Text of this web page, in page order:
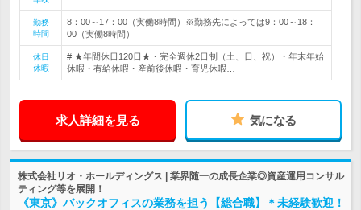
勤務
時間
8：00～17：00（実働8時間）※勤務先によっては9：00～18：
00（実働8時間）
休日
休暇
# ★年間休日120日★・完全週休2日制（土、日、祝）・年末年始
休暇・有給休暇・産前後休暇・育児休暇…
求人詳細を見る 気になる
株式会社リオ・ホールディングス | 業界随一の成長企業◎資産運用コンサル
ティング等を展開！
《東京》バックオフィスの業務を担う【総合職】＊未経験歓迎！